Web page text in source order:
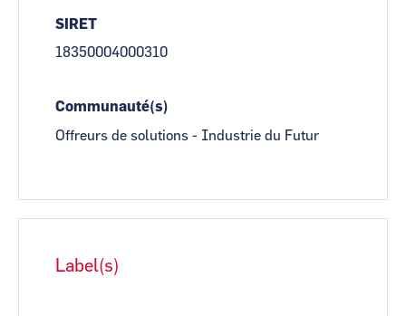
SIRET
18350004000310
Communauté(s)
Offreurs de solutions - Industrie du Futur
Label(s)